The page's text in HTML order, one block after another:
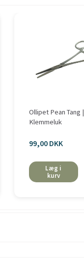
Ollipet Pean Tang |
Klemmeluk
99,00 DKK
Læg i
kurv